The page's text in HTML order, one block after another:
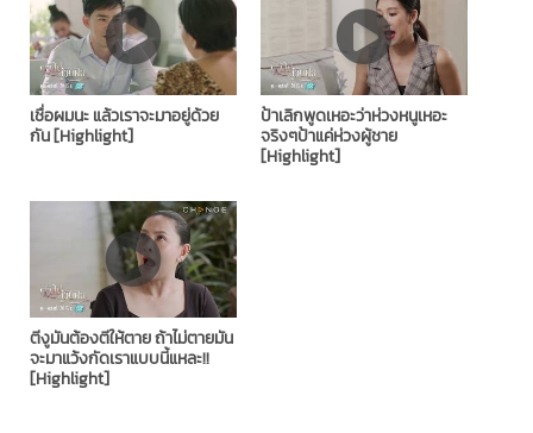
เชื่อผมนะ แล้วเราจะมาอยู่ด้วย
กัน [Highlight]
ป้าเลิกพูดเหอะว่าห่วงหนูเหอะ
จริงๆป้าแค่ห่วงผู้ชาย
[Highlight]
ตีงูมันต้องตีให้ตาย ถ้าไม่ตายมัน
จะมาแว้งกัดเราแบบนี้แหละ!!
[Highlight]